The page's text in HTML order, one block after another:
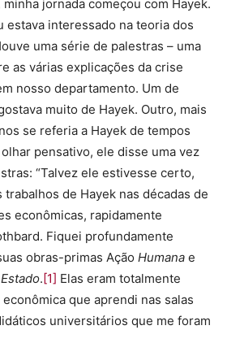
jornada começou com Hayek.
estava interessado na teoria dos
uma série de palestras – uma
as várias explicações da crise
nosso departamento. Um de
muito de Hayek. Outro, mais
se referia a Hayek de tempos
pensativo, ele disse uma vez
“Talvez ele estivesse certo,
trabalhos de Hayek nas décadas de
econômicas, rapidamente
Fiquei profundamente
obras-primas Ação Humana e
.[1] Elas eram totalmente
que aprendi nas salas
universitários que me foram